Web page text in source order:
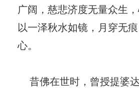
广阔，慈悲济度无量众生
以一泽秋水如镜，月穿无
心。
昔佛在世时，曾授提婆